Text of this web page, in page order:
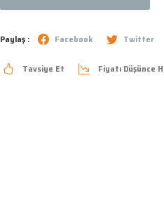
Paylaş : Facebook Twitter
Tavsiye Et Fiyatı Düşünce